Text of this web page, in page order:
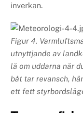
inverkan.
Figur 4.
utnyttjande av
lä om uddarna när
båt tar revansch,
ett fett